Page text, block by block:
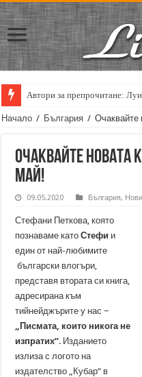
Автори за препрочитане:
Начало / България / Очаквайте
Очаквайте новата
май!
09.05.2020 България,
Стефани Петкова, която
познаваме катоСтефи и
един от най-любимите
български влогъри,
представя втората си книга,
адресирана към
тийнейджърите у нас −
„Писмата, които никога не
изпратих“. Изданието
излиза с логото на
издателство „Кубар“ в